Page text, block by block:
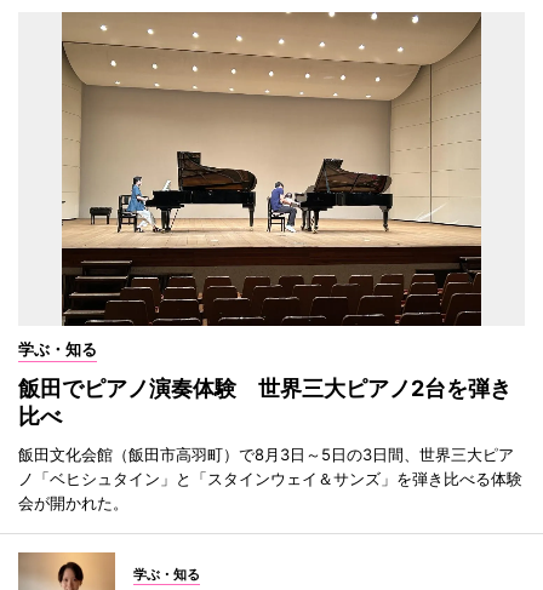
学ぶ・知る
飯田でピアノ演奏体験 世界三大ピアノ2台を弾き
比べ
飯田文化会館（飯田市高羽町）で8月3日～5日の3日間、世界三大ピア
ノ「ベヒシュタイン」と「スタインウェイ＆サンズ」を弾き比べる体験
会が開かれた。
学ぶ・知る